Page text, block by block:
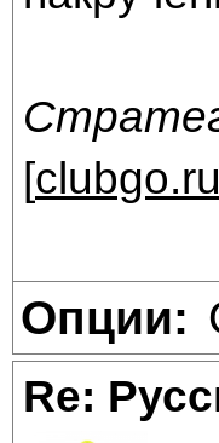
[clubgo.ru
Опции:
Re: